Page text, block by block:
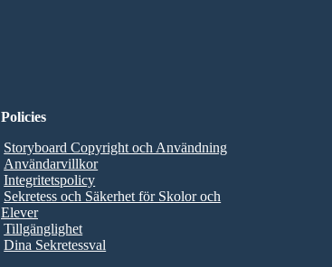
Policies
Storyboard Copyright och Användning
Användarvillkor
Integritetspolicy
Sekretess och Säkerhet för Skolor och
Elever
Tillgänglighet
Dina Sekretessval